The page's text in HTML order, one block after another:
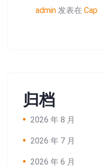
admin 发表在 Cap
归档
2026 年 8 月
2026 年 7 月
2026 年 6 月